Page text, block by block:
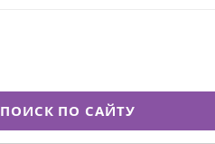
ПОИСК ПО САЙТУ